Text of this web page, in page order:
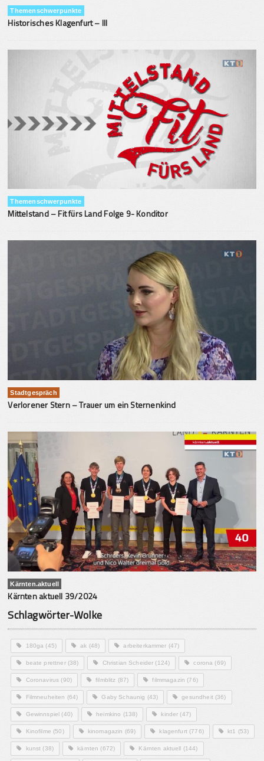
Themenschwerpunkte
Historisches Klagenfurt – III
Themenschwerpunkte
Mittelstand – Fit fürs Land Folge 9- Konditor
Stadtgespräch
Verlorener Stern – Trauer um ein Sternenkind
Kärnten.aktuell
Kärnten aktuell 39/2024
Schlagwörter-Wolke
180ga (45) ak (48) arbeiterkammer (47)
beate prettner(38) Christian Scheider (124) corona (69)
Coronavirus (90) filmblitz (87) filmmagazin (76)
Filmneuheiten (64) Gaby Schaunig (43) gesundheit(36)
Gewinnspiel (40) heimkino (138) kinder (47)
Kinofilme (50) kinomagazin (69) klagenfurt(776) kt1 (53)
kunst (38) kärnten (672) Kärnten aktuell (144)